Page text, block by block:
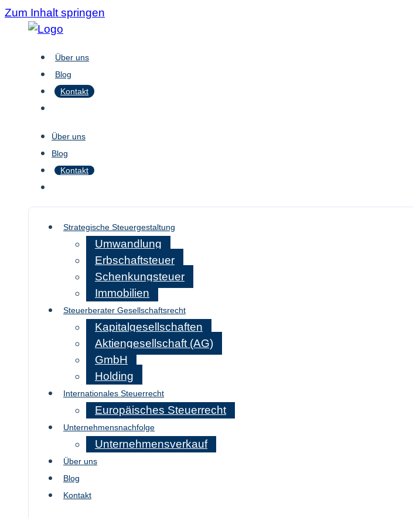
Zum Inhalt springen
Über uns
Blog
Kontakt
Über uns
Blog
Kontakt
Strategische Steuergestaltung
Umwandlung
Erbschaftsteuer
Schenkungsteuer
Immobilien
Steuerberater Gesellschaftsrecht
Kapitalgesellschaften
Aktiengesellschaft (AG)
GmbH
Holding
Internationales Steuerrecht
Europäisches Steuerrecht
Unternehmensnachfolge
Unternehmensverkauf
Über uns
Blog
Kontakt